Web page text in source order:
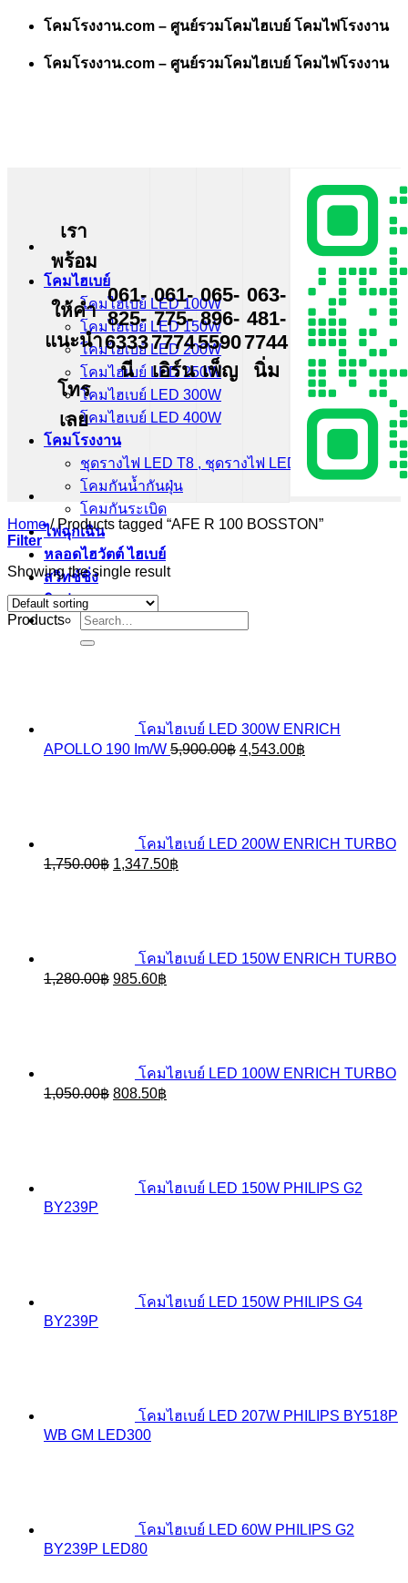
Skip
content
โคมโรงงาน.com – ศูนย์รวมโคมไฮเบย์ โคมไฟโรงงาน
โคมโรงงาน.com – ศูนย์รวมโคมไฮเบย์ โคมไฟโรงงาน
โคมไฮเบย์
โคมไฮเบย์ LED 100W
โคมไฮเบย์ LED 150W
โคมไฮเบย์ LED 200W
โคมไฮเบย์ LED 250W
โคมไฮเบย์ LED 300W
โคมไฮเบย์ LED 400W
โคมโรงงาน
ชุดรางไฟ LED T8 , ชุดรางไฟ LED T5
โคมกันน้ำกันฝุ่น
โคมกันระเบิด
ไฟฉุกเฉิน
หลอดไฮวัตต์ ไฮเบย์
สวิทช์ชิ่ง
ติดต่อเรา
Search
for:
เรา
พร้อม
ให้คำ
แนะนำ
โทร
เลย
061-
825-
6333
นี
061-
775-
7774
เอิร์น
065-
896-
5590
เพ็ญ
063-
481-
7744
นิ่ม
Home /Products tagged “AFE R 100 BOSSTON”
Filter
Showing the single result
Products
โคมไฮเบย์ LED 300W ENRICH
APOLLO 190 Im/W 5,900.00฿ Original
4,543.00฿
โคมไฮเบย์ LED 200W ENRICH TURBO
1,750.00฿ Original
1,347.50฿
โคมไฮเบย์ LED 150W ENRICH TURBO
1,280.00฿ Original
985.60฿
โคมไฮเบย์ LED 100W ENRICH TURBO
1,050.00฿ Original
808.50฿
โคมไฮเบย์ LED 150W PHILIPS G2
BY239P
โคมไฮเบย์ LED 150W PHILIPS G4
BY239P
โคมไฮเบย์ LED 207W PHILIPS BY518P
WB GM LED300
โคมไฮเบย์ LED 60W PHILIPS G2
BY239P LED80